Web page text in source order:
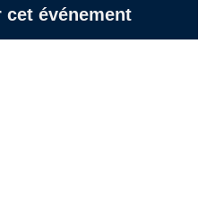
cet événement